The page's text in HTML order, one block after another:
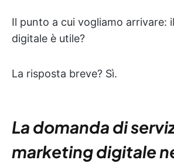
Il punto a cui vogliamo arrivare:
digitale è utile?
La risposta breve? Sì.
La domanda di
marketing digitale